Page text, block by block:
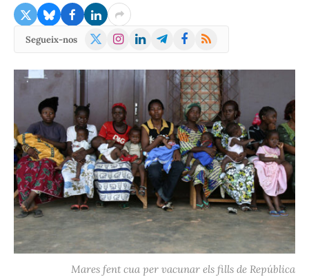
Segueix-nos
X
Instagram
LinkedInTelegramFacebook
RSS
Mares fent cua per vacunar els fills de República